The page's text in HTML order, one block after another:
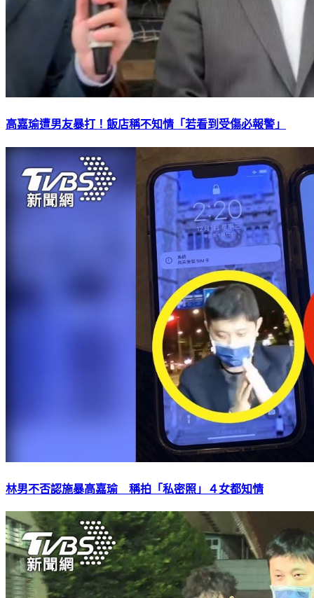
高嘉瑜遭男友暴打！飯店稱不知情「若看到受傷必報警」
林男不否認施暴高嘉瑜 稱拍「私密照」４女都知情